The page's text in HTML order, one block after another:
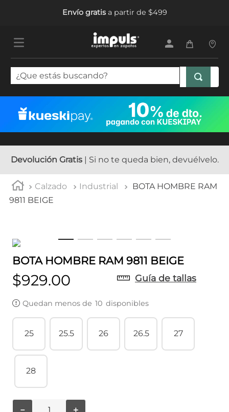
Envío gratisa partir de $499
¿Que estás buscando?
Devolución Gratis| Si no te queda bien, devuélvelo.
Calzado Industrial
BOTA HOMBRE RAM
9811 BEIGE
BOTA HOMBRE RAM 9811 BEIGE
$929.00 Guía de tallas
Quedan menos de 10 disponibles
25 25.5 26 26.5 27
28
＋
－
1.
tenis mujer
tenis hombre
5. tenis niña